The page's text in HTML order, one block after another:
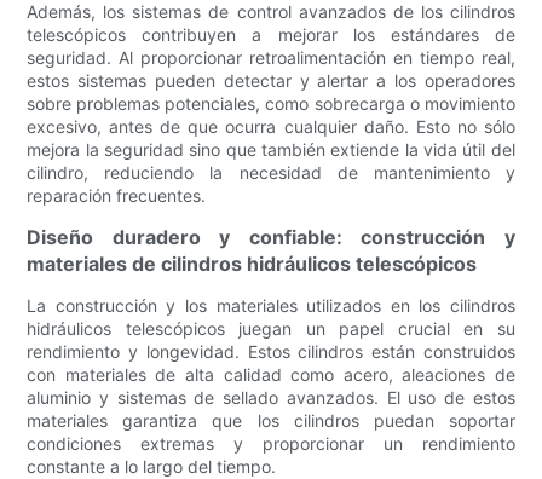
Además, los sistemas de control avanzados de los cilindros
telescópicos contribuyen a mejorar los estándares de
seguridad. Al proporcionar retroalimentación en tiempo real,
estos sistemas pueden detectar y alertar a los operadores
sobre problemas potenciales, como sobrecarga o movimiento
excesivo, antes de que ocurra cualquier daño. Esto no sólo
mejora la seguridad sino que también extiende la vida útil del
cilindro, reduciendo la necesidad de mantenimiento y
reparación frecuentes.
Diseño duradero y confiable: construcción y
materiales de cilindros hidráulicos telescópicos
La construcción y los materiales utilizados en los cilindros
hidráulicos telescópicos juegan un papel crucial en su
rendimiento y longevidad. Estos cilindros están construidos
con materiales de alta calidad como acero, aleaciones de
aluminio y sistemas de sellado avanzados. El uso de estos
materiales garantiza que los cilindros puedan soportar
condiciones extremas y proporcionar un rendimiento
constante a lo largo del tiempo.